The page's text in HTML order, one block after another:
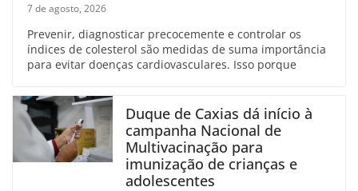
7 de agosto, 2026
Prevenir, diagnosticar precocemente e controlar os
índices de colesterol são medidas de suma importância
para evitar doenças cardiovasculares. Isso porque
Duque de Caxias dá início à
campanha Nacional de
Multivacinação para
imunização de crianças e
adolescentes